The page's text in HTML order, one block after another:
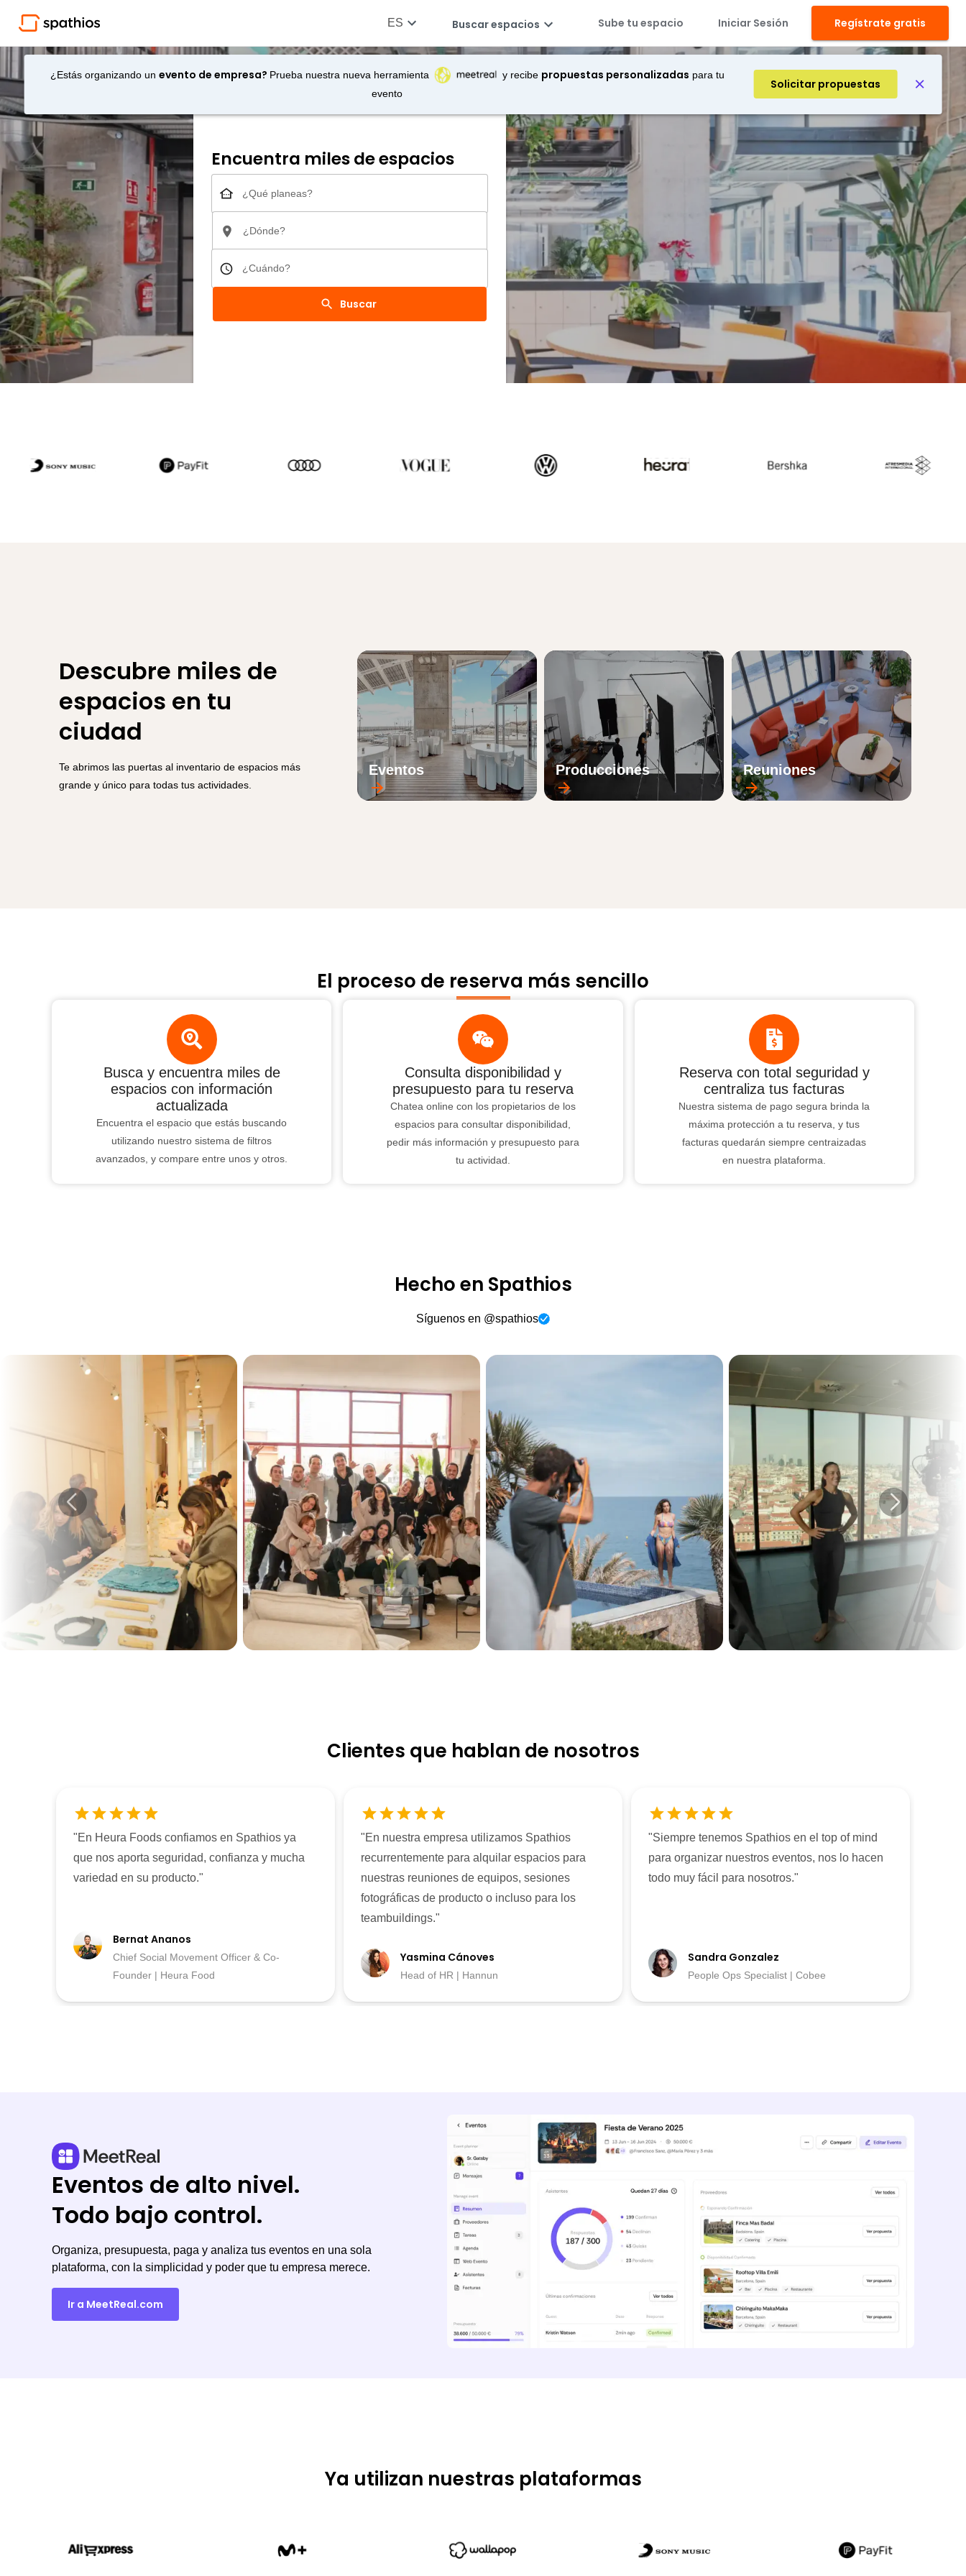
¿Estás organizando un evento de empresa? Prueba nuestra nueva herramienta y recibe propuestas personalizadas para tu
evento
Solicitar propuestas
ES Buscar espacios Sube tu espacio Iniciar Sesión Regístrate gratis
Encuentra miles de espacios
¿Qué planeas?
¿Dónde?
¿Cuándo?
Buscar
Descubre miles de
espacios en tu
ciudad
Te abrimos las puertas al inventario de espacios más
grande y único para todas tus actividades.
Eventos Producciones Reuniones
El proceso de reserva más sencillo
Busca y encuentra miles de
espacios con información
actualizada
Encuentra el espacio que estás buscando
utilizando nuestro sistema de filtros
avanzados, y compare entre unos y otros.
Consulta disponibilidad y
presupuesto para tu reserva
Chatea online con los propietarios de los
espacios para consultar disponibilidad,
pedir más información y presupuesto para
tu actividad.
Reserva con total seguridad y
centraliza tus facturas
Nuestra sistema de pago segura brinda la
máxima protección a tu reserva, y tus
facturas quedarán siempre centraizadas
en nuestra plataforma.
Hecho en Spathios
Síguenos en @spathios
Clientes que hablan de nosotros
"En Heura Foods confiamos en Spathios ya
que nos aporta seguridad, confianza y mucha
variedad en su producto."
Bernat Ananos
Chief Social Movement Officer & Co-
Founder | Heura Food
"En nuestra empresa utilizamos Spathios
recurrentemente para alquilar espacios para
nuestras reuniones de equipos, sesiones
fotográficas de producto o incluso para los
teambuildings."
Yasmina Cánoves
Head of HR | Hannun
"Siempre tenemos Spathios en el top of mind
para organizar nuestros eventos, nos lo hacen
todo muy fácil para nosotros."
Sandra Gonzalez
People Ops Specialist | Cobee
Eventos de alto nivel.
Todo bajo control.
Organiza, presupuesta, paga y analiza tus eventos en una sola
plataforma, con la simplicidad y poder que tu empresa merece.
Ir a MeetReal.com
Ya utilizan nuestras plataformas